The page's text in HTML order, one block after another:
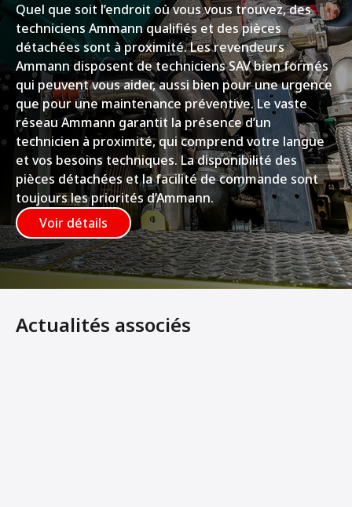
Quel que soit l’endroit où vous vous trouvez, des
techniciens Ammann qualifiés et des pièces
détachées sont à proximité. Les revendeurs
Ammann disposent de techniciens SAV bien formés
qui peuvent vous aider, aussi bien pour une urgence
que pour une maintenance préventive. Le vaste
réseau Ammann garantit la présence d’un
technicien à proximité, qui comprend votre langue
et vos besoins techniques. La disponibilité des
pièces détachées et la facilité de commande sont
toujours les priorités d’Ammann.
Voir détails
Actualités associés